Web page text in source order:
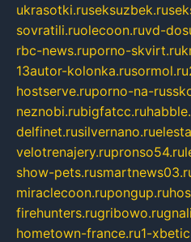
ukrasotki.ruseksuzbek.ru
sovratili.ruolecoon.ruvd-
rbc-news.ruporno-skvirt.ru
13autor-kolonka.rusormol.ru
hostserve.ruporno-na-
neznobi.rubigfatcc.ru
delfinet.rusilvernano.ru
velotrenajery.rupronso54.ru
show-pets.ru
miraclecoon.rupongup.ru
firehunters.rugribowo.ru
hometown-france.ru1-